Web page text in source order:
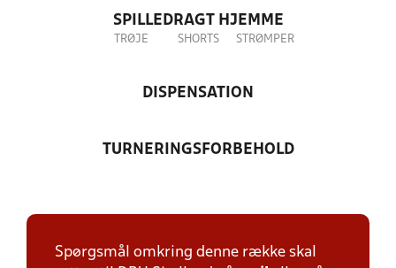
SPILLEDRAGT HJEMME
TRØJE SHORTS STRØMPER
DISPENSATION
TURNERINGSFORBEHOLD
Spørgsmål omkring denne række skal